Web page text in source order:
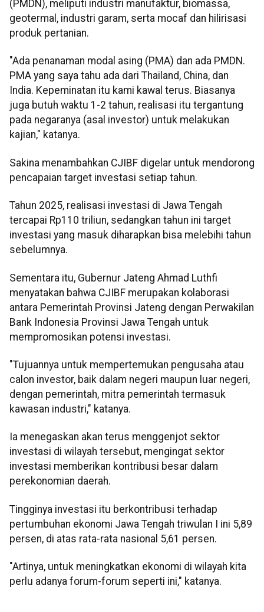
(PMDN), meliputi industri manufaktur, biomassa,
geotermal, industri garam, serta mocaf dan hilirisasi
produk pertanian.
"Ada penanaman modal asing (PMA) dan ada PMDN.
PMA yang saya tahu ada dari Thailand, China, dan
India. Kepeminatan itu kami kawal terus. Biasanya
juga butuh waktu 1-2 tahun, realisasi itu tergantung
pada negaranya (asal investor) untuk melakukan
kajian," katanya.
Sakina menambahkan CJIBF digelar untuk mendorong
pencapaian target investasi setiap tahun.
Tahun 2025, realisasi investasi di Jawa Tengah
tercapai Rp110 triliun, sedangkan tahun ini target
investasi yang masuk diharapkan bisa melebihi tahun
sebelumnya.
Sementara itu, Gubernur Jateng Ahmad Luthfi
menyatakan bahwa CJIBF merupakan kolaborasi
antara Pemerintah Provinsi Jateng dengan Perwakilan
Bank Indonesia Provinsi Jawa Tengah untuk
mempromosikan potensi investasi.
"Tujuannya untuk mempertemukan pengusaha atau
calon investor, baik dalam negeri maupun luar negeri,
dengan pemerintah, mitra pemerintah termasuk
kawasan industri," katanya.
Ia menegaskan akan terus menggenjot sektor
investasi di wilayah tersebut, mengingat sektor
investasi memberikan kontribusi besar dalam
perekonomian daerah.
Tingginya investasi itu berkontribusi terhadap
pertumbuhan ekonomi Jawa Tengah triwulan I ini 5,89
persen, di atas rata-rata nasional 5,61 persen.
"Artinya, untuk meningkatkan ekonomi di wilayah kita
perlu adanya forum-forum seperti ini," katanya.